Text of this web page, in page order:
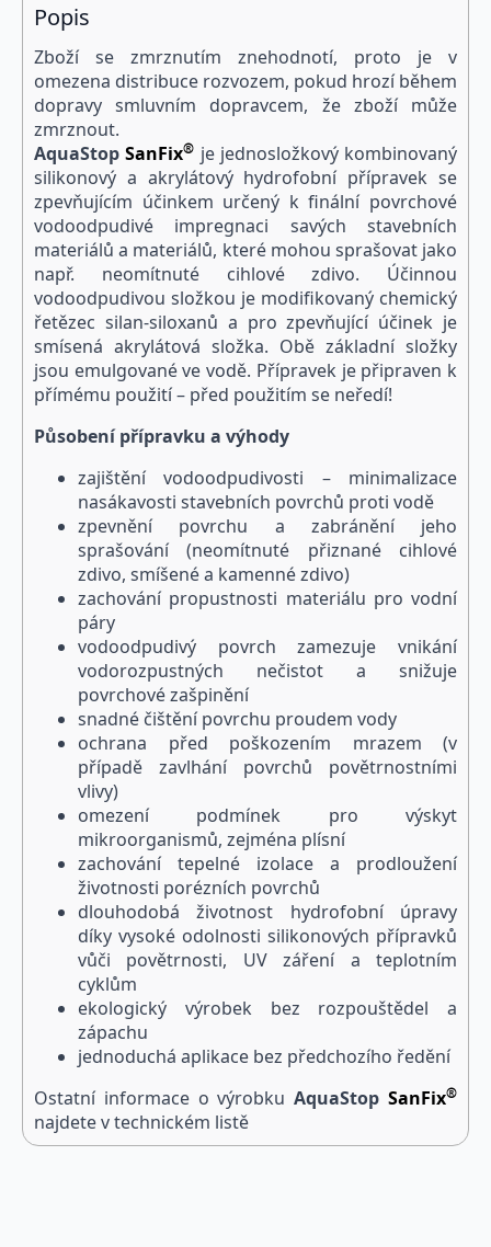
Popis
Zboží se zmrznutím znehodnotí, proto je v
omezena distribuce rozvozem, pokud hrozí během
dopravy smluvním dopravcem, že zboží může
zmrznout.
AquaStop SanFix® je jednosložkový kombinovaný
silikonový a akrylátový hydrofobní přípravek se
zpevňujícím účinkem určený k finální povrchové
vodoodpudivé impregnaci savých stavebních
materiálů a materiálů, které mohou sprašovat jako
např. neomítnuté cihlové zdivo. Účinnou
vodoodpudivou složkou je modifikovaný chemický
řetězec silan-siloxanů a pro zpevňující účinek je
smísená akrylátová složka. Obě základní složky
jsou emulgované ve vodě. Přípravek je připraven k
přímému použití – před použitím se neředí!
Působení přípravku a výhody
zajištění vodoodpudivosti – minimalizace
nasákavosti stavebních povrchů proti vodě
zpevnění povrchu a zabránění jeho
sprašování (neomítnuté přiznané cihlové
zdivo, smíšené a kamenné zdivo)
zachování propustnosti materiálu pro vodní
páry
vodoodpudivý povrch zamezuje vnikání
vodorozpustných nečistot a snižuje
povrchové zašpinění
snadné čištění povrchu proudem vody
ochrana před poškozením mrazem (v
případě zavlhání povrchů povětrnostními
vlivy)
omezení podmínek pro výskyt
mikroorganismů, zejména plísní
zachování tepelné izolace a prodloužení
životnosti porézních povrchů
dlouhodobá životnost hydrofobní úpravy
díky vysoké odolnosti silikonových přípravků
vůči povětrnosti, UV záření a teplotním
cyklům
ekologický výrobek bez rozpouštědel a
zápachu
jednoduchá aplikace bez předchozího ředění
Ostatní informace o výrobkuAquaStop SanFix®
najdete v technickém listě